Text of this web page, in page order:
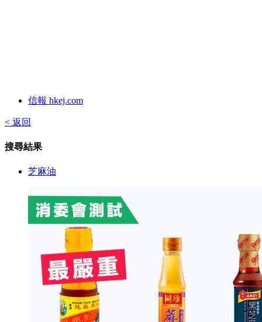
信報 hkej.com
< 返回
搜尋結果
芝麻油